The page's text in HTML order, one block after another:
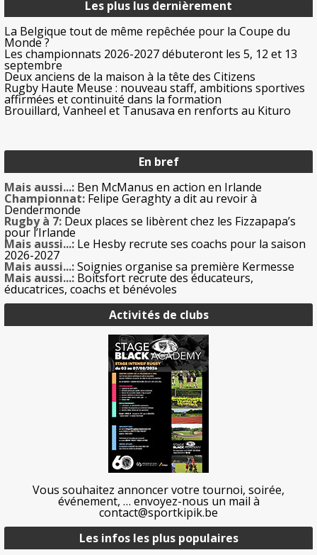
Les plus lus dernièrement
La Belgique tout de même repêchée pour la Coupe du
Monde ?
Les championnats 2026-2027 débuteront les 5, 12 et 13
septembre
Deux anciens de la maison à la tête des Citizens
Rugby Haute Meuse : nouveau staff, ambitions sportives
affirmées et continuité dans la formation
Brouillard, Vanheel et Tanusava en renforts au Kituro
En bref
Mais aussi...: Ben McManus en action en Irlande
Championnat: Felipe Geraghty a dit au revoir à
Dendermonde
Rugby à 7: Deux places se libèrent chez les Fizzapapa’s
pour l’Irlande
Mais aussi...: Le Hesby recrute ses coachs pour la saison
2026-2027
Mais aussi...:Soignies organise sa première Kermesse
Mais aussi...: Boitsfort recrute des éducateurs,
éducatrices, coachs et bénévoles
Activités de clubs
Vous souhaitez annoncer votre tournoi, soirée,
événement, … envoyez-nous un mail à
contact@sportkipik.be
Les infos les plus populaires